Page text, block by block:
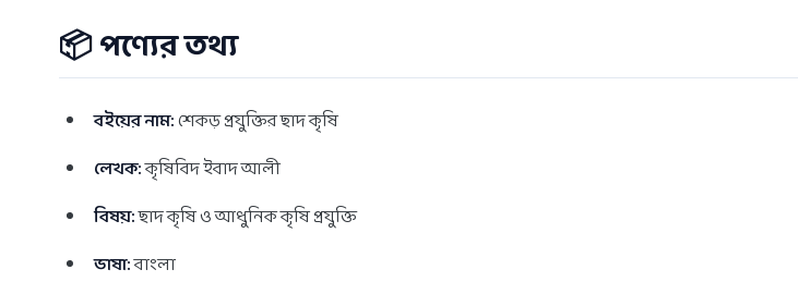
📦 পণ্যের তথ্য
বইয়ের নাম:শেকড় প্রযুক্তির ছাদ কৃষি
লেখক:কৃষিবিদ ইবাদ আলী
বিষয়:ছাদ কৃষি ও আধুনিক কৃষি প্রযুক্তি
ভাষা:বাংলা